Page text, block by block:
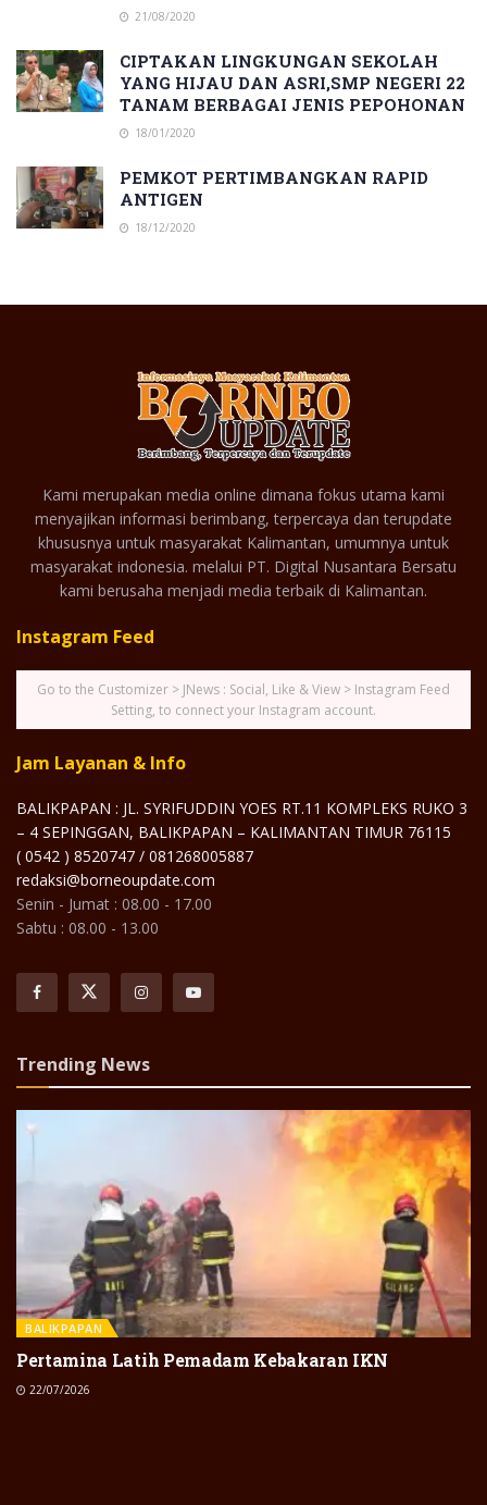
21/08/2020
CIPTAKAN LINGKUNGAN SEKOLAH
YANG HIJAU DAN ASRI,SMP NEGERI 22
TANAM BERBAGAI JENIS PEPOHONAN
18/01/2020
PEMKOT PERTIMBANGKAN RAPID
ANTIGEN
18/12/2020
Kami merupakan media online dimana fokus utama kami
menyajikan informasi berimbang, terpercaya dan terupdate
khususnya untuk masyarakat Kalimantan, umumnya untuk
masyarakat indonesia. melalui PT. Digital Nusantara Bersatu
kami berusaha menjadi media terbaik di Kalimantan.
Instagram Feed
Go to the Customizer > JNews : Social, Like & View > Instagram Feed
Setting, to connect your Instagram account.
Jam Layanan & Info
BALIKPAPAN : JL. SYRIFUDDIN YOES RT.11 KOMPLEKS RUKO 3
– 4 SEPINGGAN, BALIKPAPAN – KALIMANTAN TIMUR 76115
( 0542 ) 8520747 / 081268005887
redaksi@borneoupdate.com
Senin - Jumat : 08.00 - 17.00
Sabtu : 08.00 - 13.00
Trending News
BALIKPAPAN
Pertamina Latih Pemadam Kebakaran IKN
22/07/2026